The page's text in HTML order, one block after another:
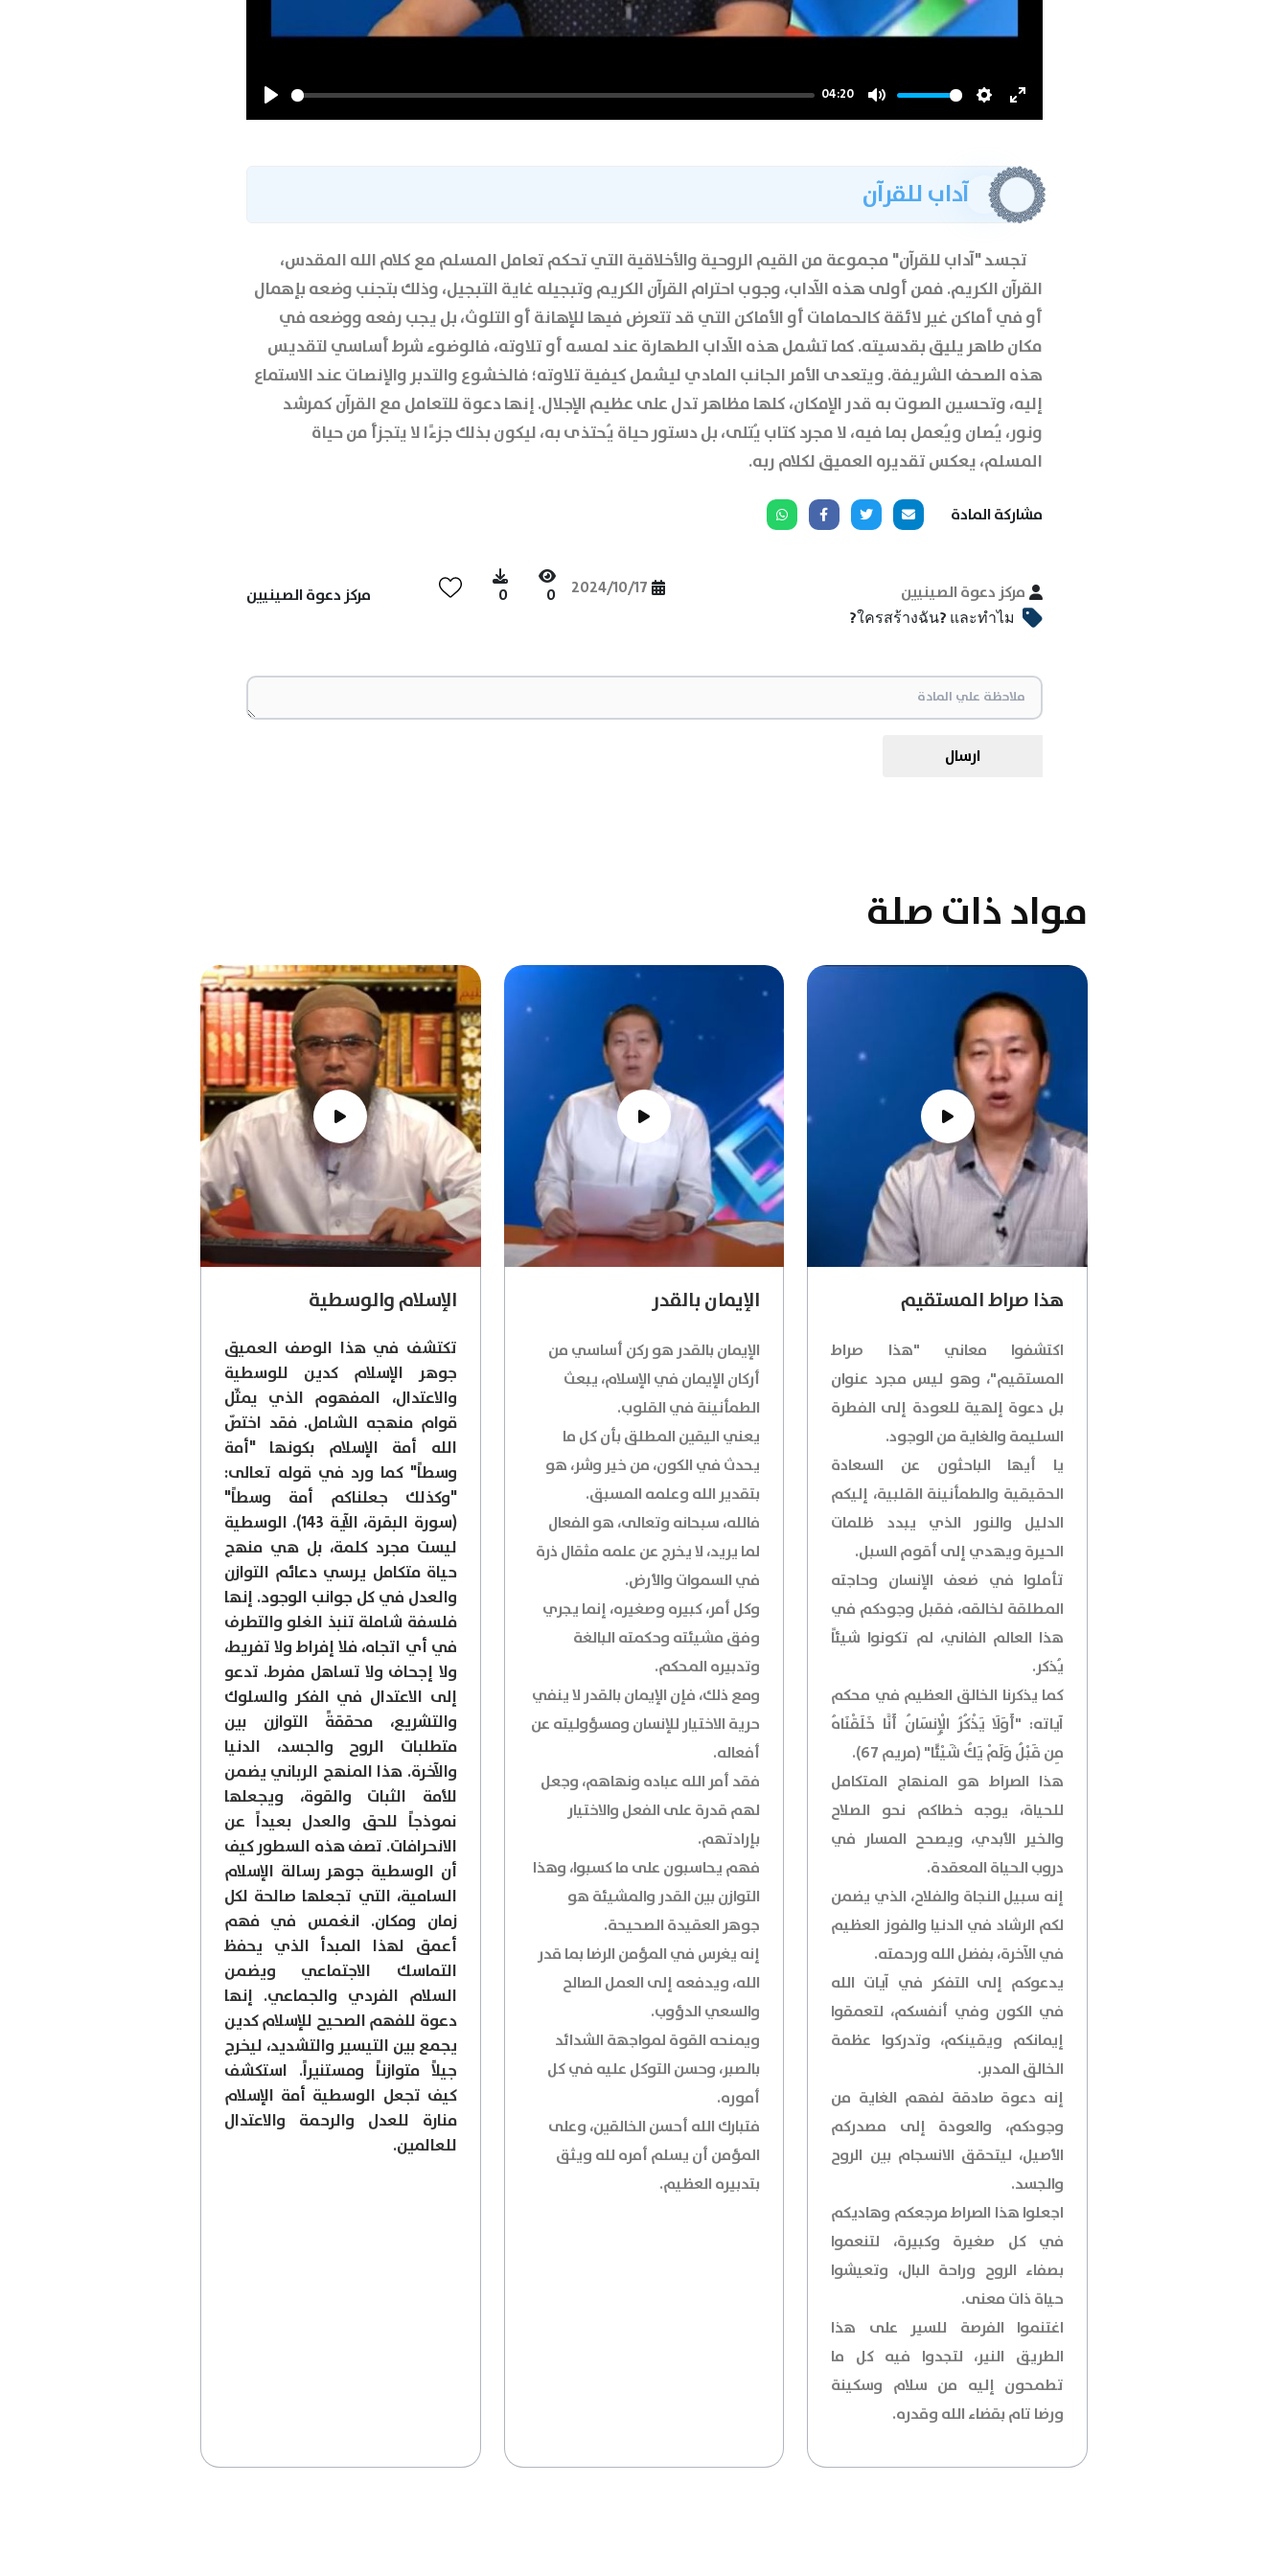
Play
04:20
Mute Settings
Enter
آداب للقرآن
تجسد"آداب للقرآن"مجموعة من القيم الروحية والأخلاقية التي تحكم تعامل المسلم مع كلام الله المقدس،
القرآن الكريم. فمن أولى هذه الآداب، وجوب احترام القرآن الكريم وتبجيله غاية التبجيل، وذلك بتجنب وضعه بإهمال
أو في أماكن غير لائقة كالحمامات أو الأماكن التي قد تتعرض فيها للإهانة أو التلوث، بل يجب رفعه ووضعه في
مكان طاهر يليق بقدسيته. كما تشمل هذه الآداب الطهارة عند لمسه أو تلاوته، فالوضوء شرط أساسي لتقديس
هذه الصحف الشريفة. ويتعدى الأمر الجانب المادي ليشمل كيفية تلاوته؛ فالخشوع والتدبر والإنصات عند الاستماع
إليه، وتحسين الصوت به قدر الإمكان، كلها مظاهر تدل على عظيم الإجلال. إنها دعوة للتعامل مع القرآن كمرشد
ونور، يُصان ويُعمل بما فيه، لا مجرد كتاب يُتلى، بل دستور حياة يُحتذى به، ليكون بذلك جزءًا لا يتجزأ من حياة
المسلم، يعكس تقديره العميق لكلام ربه.
مشاركة المادة
مركز دعوة الصينيين 2024/10/17
0
0
مركز دعوة الصينيين
ใครสร้างฉัน? และทำไม?
ارسال
مواد ذات صلة
هذا صراط المستقيم
اكتشفوا معاني "هذا صراط
المستقيم"، وهو ليس مجرد عنوان
بل دعوة إلهية للعودة إلى الفطرة
السليمة والغاية من الوجود.
يا أيها الباحثون عن السعادة
الحقيقية والطمأنينة القلبية، إليكم
الدليل والنور الذي يبدد ظلمات
الحيرة ويهدي إلى أقوم السبل.
تأملوا في ضعف الإنسان وحاجته
المطلقة لخالقه، فقبل وجودكم في
هذا العالم الفاني، لم تكونوا شيئاً
يُذكر.
كما يذكرنا الخالق العظيم في محكم
آياته: "أَوَلَا يَذْكُرُ الْإِنسَانُ أَنَّا خَلَقْنَاهُ
مِن قَبْلُ وَلَمْ يَكُ شَيْئًا" (مريم 67).
هذا الصراط هو المنهاج المتكامل
للحياة، يوجه خطاكم نحو الصلاح
والخير الأبدي، ويصحح المسار في
دروب الحياة المعقدة.
إنه سبيل النجاة والفلاح، الذي يضمن
لكم الرشاد في الدنيا والفوز العظيم
في الآخرة، بفضل الله ورحمته.
يدعوكم إلى التفكر في آيات الله
في الكون وفي أنفسكم، لتعمقوا
إيمانكم ويقينكم، وتدركوا عظمة
الخالق المدبر.
إنه دعوة صادقة لفهم الغاية من
وجودكم، والعودة إلى مصدركم
الأصيل، ليتحقق الانسجام بين الروح
والجسد.
اجعلوا هذا الصراط مرجعكم وهاديكم
في كل صغيرة وكبيرة، لتنعموا
بصفاء الروح وراحة البال، وتعيشوا
حياة ذات معنى.
اغتنموا الفرصة للسير على هذا
الطريق النير، لتجدوا فيه كل ما
تطمحون إليه من سلام وسكينة
ورضا تام بقضاء الله وقدره.
الإيمان بالقدر
الإيمان بالقدر هو ركن أساسي من
أركان الإيمان في الإسلام، يبعث
الطمأنينة في القلوب.
يعني اليقين المطلق بأن كل ما
يحدث في الكون، من خير وشر، هو
بتقدير الله وعلمه المسبق.
فالله، سبحانه وتعالى، هو الفعال
لما يريد، لا يخرج عن علمه مثقال ذرة
في السموات والأرض.
وكل أمر، كبيره وصغيره، إنما يجري
وفق مشيئته وحكمته البالغة
وتدبيره المحكم.
ومع ذلك، فإن الإيمان بالقدر لا ينفي
حرية الاختيار للإنسان ومسؤوليته عن
أفعاله.
فقد أمر الله عباده ونهاهم، وجعل
لهم قدرة على الفعل والاختيار
بإرادتهم.
فهم يحاسبون على ما كسبوا، وهذا
التوازن بين القدر والمشيئة هو
جوهر العقيدة الصحيحة.
إنه يغرس في المؤمن الرضا بما قدر
الله، ويدفعه إلى العمل الصالح
والسعي الدؤوب.
ويمنحه القوة لمواجهة الشدائد
بالصبر، وحسن التوكل عليه في كل
أموره.
فتبارك الله أحسن الخالقين، وعلى
المؤمن أن يسلم أمره لله ويثق
بتدبيره العظيم.
الإسلام والوسطية
تكتشف في هذا الوصف العميق
جوهر الإسلام كدين للوسطية
والاعتدال، المفهوم الذي يمثّل
قوام منهجه الشامل. فقد اختصّ
الله أمة الإسلام بكونها "أمة
وسطاً" كما ورد في قوله تعالى:
"وكذلك جعلناكم أمة وسطاً"
(سورة البقرة، الآية 143). الوسطية
ليست مجرد كلمة، بل هي منهج
حياة متكامل يرسي دعائم التوازن
والعدل في كل جوانب الوجود. إنها
فلسفة شاملة تنبذ الغلو والتطرف
في أي اتجاه، فلا إفراط ولا تفريط،
ولا إجحاف ولا تساهل مفرط. تدعو
إلى الاعتدال في الفكر والسلوك
والتشريع، محققةً التوازن بين
متطلبات الروح والجسد، الدنيا
والآخرة. هذا المنهج الرباني يضمن
للأمة الثبات والقوة، ويجعلها
نموذجاً للحق والعدل بعيداً عن
الانحرافات. تصف هذه السطور كيف
أن الوسطية جوهر رسالة الإسلام
السامية، التي تجعلها صالحة لكل
زمان ومكان. انغمس في فهم
أعمق لهذا المبدأ الذي يحفظ
التماسك الاجتماعي ويضمن
السلام الفردي والجماعي. إنها
دعوة للفهم الصحيح للإسلام كدين
يجمع بين التيسير والتشديد، ليخرج
جيلاً متوازناً ومستنيراً. استكشف
كيف تجعل الوسطية أمة الإسلام
منارة للعدل والرحمة والاعتدال
للعالمين.